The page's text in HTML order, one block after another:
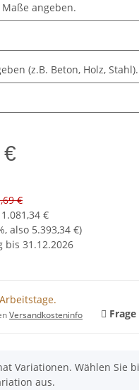
angeben.
(z.B. Beton, Holz, Stahl).
€
€
, also 5.393,34 €)
bis 31.12.2026
Versandkosteninfo
Variationen. Wählen Sie
aus.